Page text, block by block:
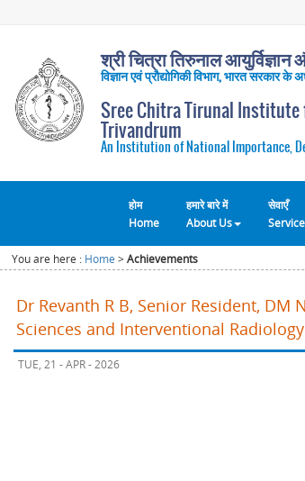
श्री चित्रा तिरुनाल
विज्ञान एवं प्रौद्योगिकी विभाग, भारत सरकार
Sree Chitra Tirunal Institute
Trivandrum
An Institution of National Importance,
होम
Home
हमारे बारे में
About Us
सेवाएँ
You are here : Home >Achievements
Dr Revanth R B, Senior Resident,
Sciences and Interventional
TUE, 21 - APR - 2026